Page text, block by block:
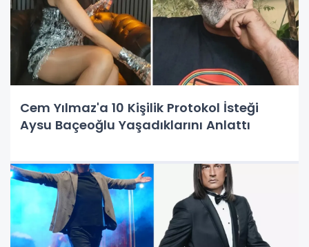
Cem Yılmaz'a 10 Kişilik Protokol İsteği
Aysu Baçeoğlu Yaşadıklarını Anlattı